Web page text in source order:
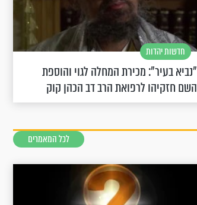
חדשות יהדות
"נביא בעיר": מכירת המחלה לגוי והוספת
השם חזקיהו לרפואת הרב דב הכהן קוק
לכל המאמרים